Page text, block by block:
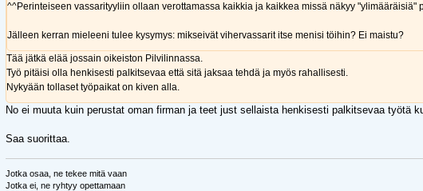
^^Perinteiseen vassarityyliin ollaan verottamassa kaikkia ja kaikkea missä näkyy "ylimääräisiä"
Jälleen kerran mieleeni tulee kysymys: mikseivät vihervassarit itse menisi töihin? Ei maistu?
Tää jätkä elää jossain oikeiston Pilvilinnassa.
Työ pitäisi olla henkisesti palkitsevaa että sitä jaksaa tehdä ja myös rahallisesti.
Nykyään tollaset työpaikat on kiven alla.
No ei muuta kuin perustat oman firman ja teet just sellaista henkisesti palkitsevaa työtä
Saa suorittaa.
Jotka osaa, ne tekee mitä vaan
Jotka ei, ne ryhtyy opettamaan